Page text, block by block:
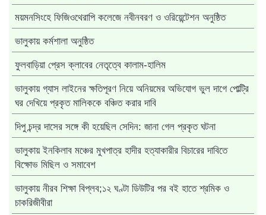
ময়মনসিংহে ফিজিওথেরাপি কলেজে নবীনবরণ ও ওরিয়েন্টেশন অনুষ্ঠিত
ভালুকায় কর্মশালা অনুষ্ঠিত
ফুলবাড়িয়া প্রেস ক্লাবের নেতৃত্বে কালাম-হালিম
ভালুকায় গ্যাস লাইনের ক্ষতিপূরণ নিয়ে অনিয়মের অভিযোগ ভুল দাগে পোল্ট্রি
ঘর দেখিয়ে প্রকৃত মালিককে বঞ্চিত করার দাবি
দিপু চন্দ্র দাসের সঙ্গে কী হয়েছিল সেদিন: জানা গেল প্রকৃত ঘটনা
ভালুকায় ইনকিলাব মঞ্চের মুখপাত্র হাদীর হত্যাকারীর বিচারের দাবিতে
বিক্ষোভ মিছিল ও সমাবেশ
ভালুকায় নীরব শিক্ষা বিপ্লব;১২ ঘণ্টা ডিউটির পর বই হাতে শ্রমিক ও
চাকরিজীবীরা